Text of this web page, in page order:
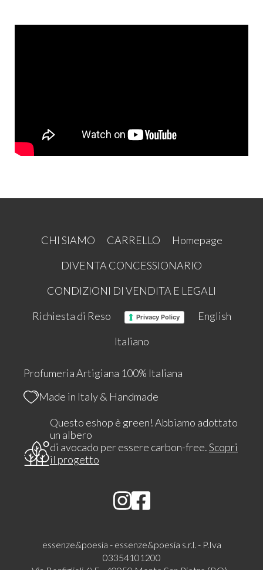
CHI SIAMO CARRELLO
Homepage
DIVENTA CONCESSIONARIO
CONDIZIONI DI VENDITA E LEGALI
Richiesta di Reso
Privacy Policy
English
Italiano
Profumeria Artigiana 100% Italiana
Made in Italy & Handmade
Questo eshop è green! Abbiamo adottato
un albero
di avocado per essere carbon-free.Scopri
il progetto
essenze&poesia - essenze&poesia s.r.l. - P.Iva
03354101200